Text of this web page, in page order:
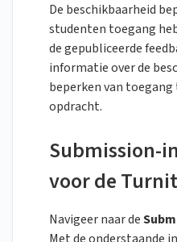
De beschikbaarheid
studenten toegang
de gepubliceerde
informatie over de
beperken van
opdracht.
Submission-
voor de
Navigeer naar de